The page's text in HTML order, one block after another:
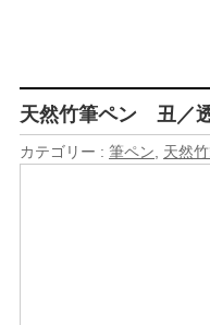
天然竹筆ペン 丑／
カテゴリー : 筆ペン 天然